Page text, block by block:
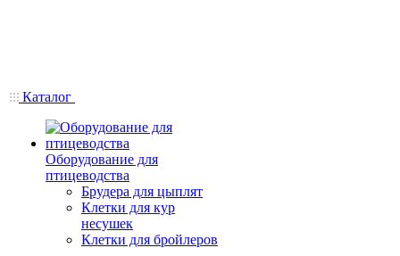
Каталог
Оборудование для
птицеводства
Брудера для цыплят
Клетки для кур
несушек
Клетки для бройлеров